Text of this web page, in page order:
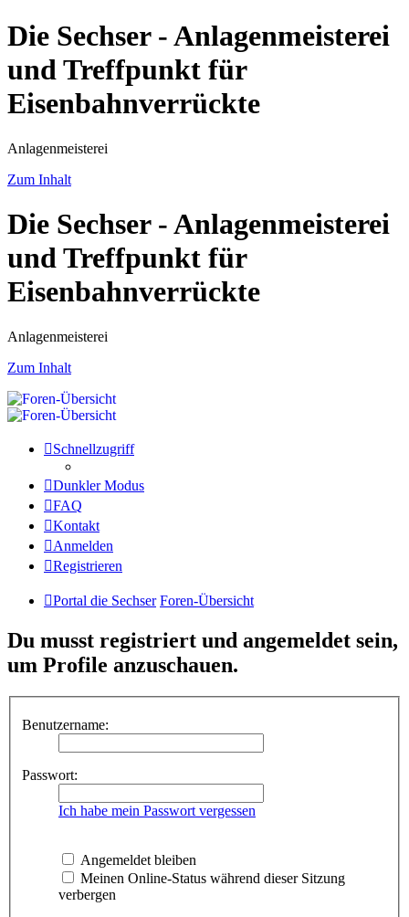
Die Sechser - Anlagenmeisterei
und Treffpunkt für
Eisenbahnverrückte
Anlagenmeisterei
Zum Inhalt
Die Sechser - Anlagenmeisterei
und Treffpunkt für
Eisenbahnverrückte
Anlagenmeisterei
Zum Inhalt
Schnellzugriff
Dunkler Modus
FAQ
Kontakt
Anmelden
Registrieren
Portal die Sechser Foren-Übersicht
Du musst registriert und angemeldet sein,
um Profile anzuschauen.
Benutzername:
Passwort:
Ich habe mein Passwort vergessen
Angemeldet bleiben
Meinen Online-Status während dieser Sitzung
verbergen